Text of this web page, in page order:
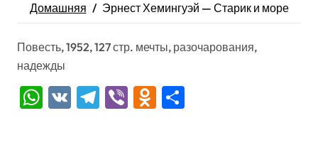
Домашняя Эрнест Хемингуэй — Старик и море
Повесть, 1952, 127 стр. мечты, разочарования,
надежды
WhatsApp
VK Telegram
ViberOdnoklassniki